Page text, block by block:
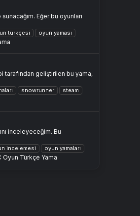
Eğer bu oyunları
türkçesi
oyun yaması
tarafından geliştirilen bu yama,
snowrunner
steam
inceleyeceğim. Bu
incelemesi
oyun yamaları
Oyun Türkçe Yama